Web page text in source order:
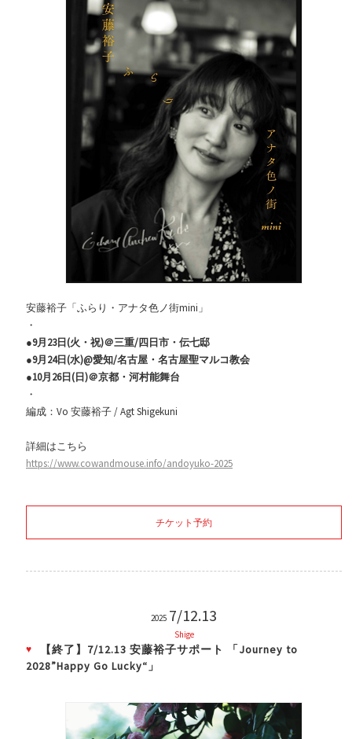
安藤裕子「ふらり・アナタ色ノ街mini」
・
●9月23日(火・祝)＠三重/四日市・伝七邸
●9月24日(水)@愛知/名古屋・名古屋聖マルコ教会
●10月26日(日)＠京都・河村能舞台
・
編成：Vo 安藤裕子 / Agt Shigekuni
詳細はこちら
https://www.cowandmouse.info/andoyuko-2025
チケット予約
2025 7/12.13
Shige
【終了】7/12.13 安藤裕子サポート 「Journey to
2028”Happy Go Lucky“」